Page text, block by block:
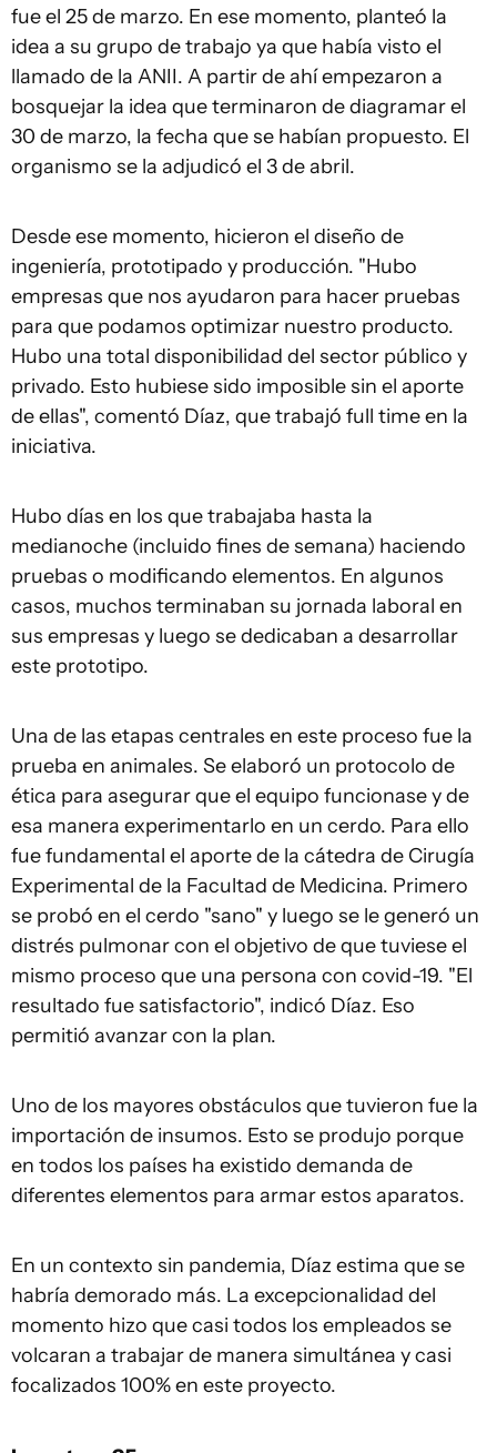
fue el 25 de marzo. En ese momento, planteó la
idea a su grupo de trabajo ya que había visto el
llamado de la ANII. A partir de ahí empezaron a
bosquejar la idea que terminaron de diagramar el
30 de marzo, la fecha que se habían propuesto. El
organismo se la adjudicó el 3 de abril.
Desde ese momento, hicieron el diseño de
ingeniería, prototipado y producción. "Hubo
empresas que nos ayudaron para hacer pruebas
para que podamos optimizar nuestro producto.
Hubo una total disponibilidad del sector público y
privado. Esto hubiese sido imposible sin el aporte
de ellas", comentó Díaz, que trabajó full time en la
iniciativa.
Hubo días en los que trabajaba hasta la
medianoche (incluido fines de semana) haciendo
pruebas o modificando elementos. En algunos
casos, muchos terminaban su jornada laboral en
sus empresas y luego se dedicaban a desarrollar
este prototipo.
Una de las etapas centrales en este proceso fue la
prueba en animales. Se elaboró un protocolo de
ética para asegurar que el equipo funcionase y de
esa manera experimentarlo en un cerdo. Para ello
fue fundamental el aporte de la cátedra de Cirugía
Experimental de la Facultad de Medicina. Primero
se probó en el cerdo "sano" y luego se le generó un
distrés pulmonar con el objetivo de que tuviese el
mismo proceso que una persona con covid-19. "El
resultado fue satisfactorio", indicó Díaz. Eso
permitió avanzar con la plan.
Uno de los mayores obstáculos que tuvieron fue la
importación de insumos. Esto se produjo porque
en todos los países ha existido demanda de
diferentes elementos para armar estos aparatos.
En un contexto sin pandemia, Díaz estima que se
habría demorado más. La excepcionalidad del
momento hizo que casi todos los empleados se
volcaran a trabajar de manera simultánea y casi
focalizados 100% en este proyecto.